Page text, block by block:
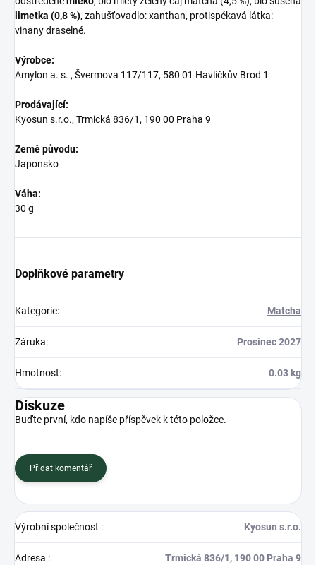
limetka (0,8 %), zahušťovadlo: xanthan, protispékavá látka:
vinany draselné.
Výrobce:
Amylon a. s. , Švermova 117/117, 580 01 Havlíčkův Brod 1
Prodávající:
Kyosun s.r.o., Trmická 836/1, 190 00 Praha 9
Země původu:
Japonsko
Váha:
30 g
Doplňkové parametry
Kategorie: Matcha
Záruka: Prosinec 2027
Hmotnost: 0.03 kg
Diskuze
Buďte první, kdo napíše příspěvek k této položce.
Přidat komentář
Výrobní společnost : Kyosun s.r.o.
Adresa : Trmická 836/1, 190 00 Praha 9